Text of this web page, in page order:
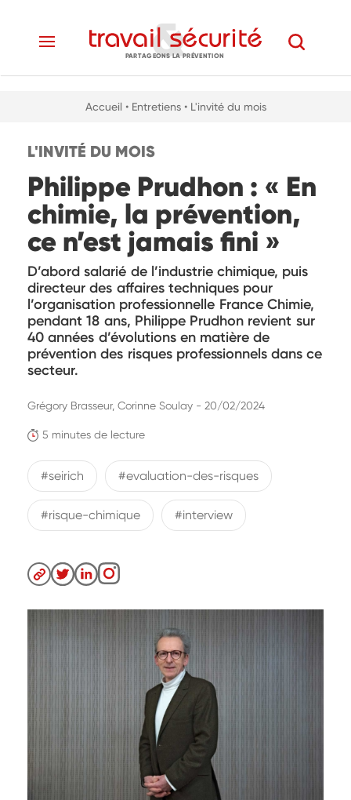
PARTAGEONS LA PRÉVENTION
Accueil • Entretiens • L'invité du mois
L'INVITÉ DU MOIS
Philippe Prudhon : « En
chimie, la prévention,
ce n’est jamais fini »
D’abord salarié de l’industrie chimique, puis
directeur des affaires techniques pour
l’organisation professionnelle France Chimie,
pendant 18 ans, Philippe Prudhon revient sur
40 années d’évolutions en matière de
prévention des risques professionnels dans ce
secteur.
5 minutes de lecture
Grégory Brasseur, Corinne Soulay - 20/02/2024
#seirich #evaluation-des-risques
#risque-chimique #interview